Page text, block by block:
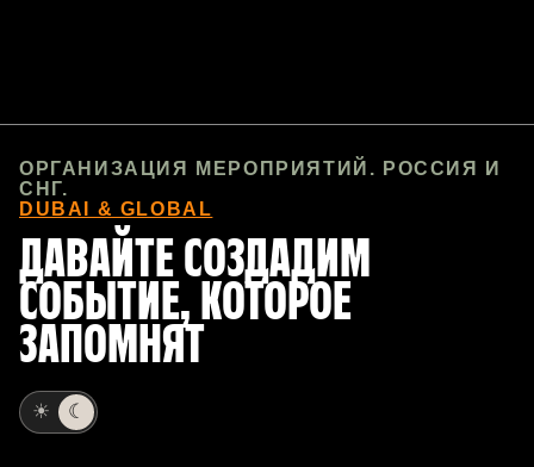
ОРГАНИЗАЦИЯ МЕРОПРИЯТИЙ. РОССИЯ И
СНГ.
DUBAI & GLOBAL
ДАВАЙТЕ СОЗДАДИМ
СОБЫТИЕ, КОТОРОЕ
ЗАПОМНЯТ
☀ ☾